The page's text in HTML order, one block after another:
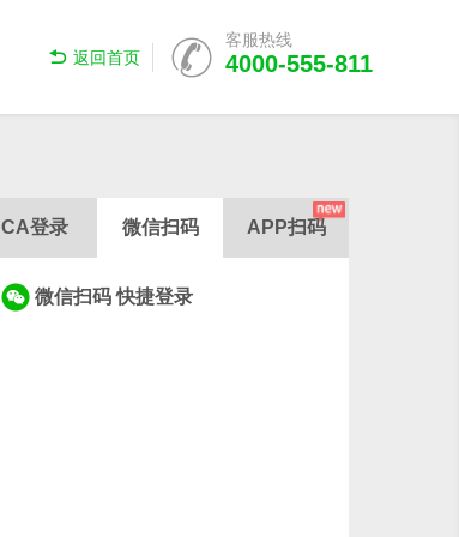
 客服热线
4000-555-811
 返回首页
CA登录 微信扫码 APP扫码
微信扫码 快捷登录